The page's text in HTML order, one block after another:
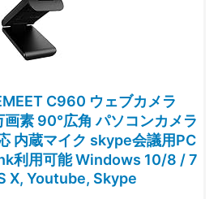
C960 ウェブカメラ
素 90°広角 パソコンカメラ
内蔵マイク skype会議用PC
利用可能 Windows 10/8 / 7
X, Youtube, Skype